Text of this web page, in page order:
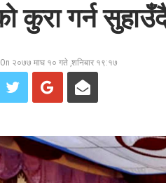
कुरा गर्न
On २०७७ माघ १० गते ,शनिबार १९:१७